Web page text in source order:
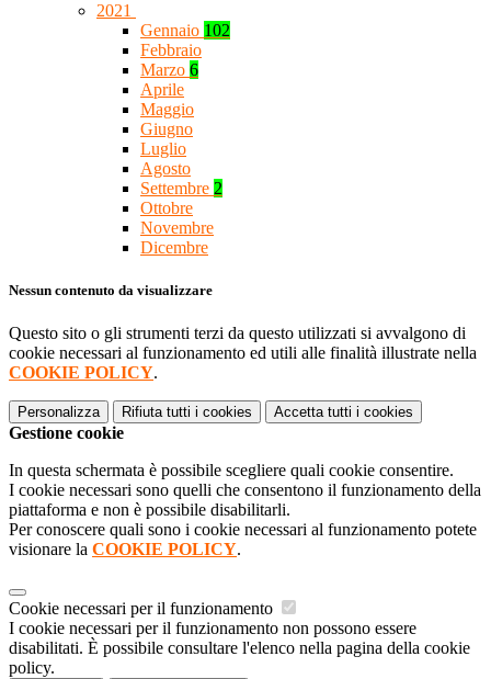
2021
Gennaio 102
Febbraio
Marzo 6
Aprile
Maggio
Giugno
Luglio
Agosto
Settembre 2
Ottobre
Novembre
Dicembre
Nessun contenuto da visualizzare
Questo sito o gli strumenti terzi da questo utilizzati si avvalgono di
cookie necessari al funzionamento ed utili alle finalità illustrate nella
COOKIE POLICY.
Personalizza Rifiuta tutti i cookies Accetta tutti i cookies
Gestione cookie
In questa schermata è possibile scegliere quali cookie consentire.
I cookie necessari sono quelli che consentono il funzionamento della
piattaforma e non è possibile disabilitarli.
Per conoscere quali sono i cookie necessari al funzionamento potete
visionare la COOKIE POLICY.
Cookie necessari per il funzionamento
I cookie necessari per il funzionamento non possono essere
disabilitati. È possibile consultare l'elenco nella pagina della cookie
policy.